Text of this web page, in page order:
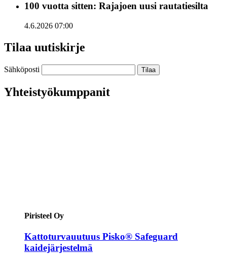
100 vuotta sitten: Rajajoen uusi rautatiesilta
4.6.2026 07:00
Tilaa uutiskirje
Sähköposti
Yhteistyökumppanit
Piristeel Oy
Kattoturvauutuus Pisko® Safeguard
kaidejärjestelmä